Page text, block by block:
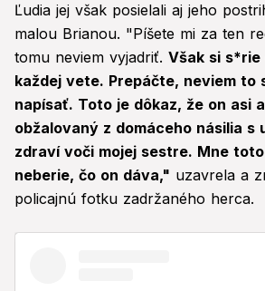
Ľudia jej však posielali aj jeho
malou Brianou. "Píšete mi za ten
tomu neviem vyjadriť. Však si s*rie
každej vete. Prepáčte, neviem to
napísať. Toto je dôkaz, že on asi
obžalovaný z domáceho násilia s
zdraví voči mojej sestre. Mne
neberie, čo on dáva," uzavrela a
policajnú fotku zadržaného herca.